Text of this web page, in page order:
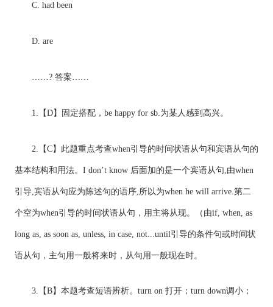
C. had been
D. are
……? 答案……
1.【D】固定搭配，be happy for sb.为某人感到高兴。
2.【C】此题重点考查when引导的时间状语从句和宾语从句的
基本结构和用法。I don’t know 后面加的是一个宾语从句,由when
引导,宾语从句应为陈述句的语序,所以为when he will arrive.第二
个空为when引导的时间状语从句，用主将从现。（由if, when, as
long as, as soon as, unless, in case, not...until引导的条件句或时间状
语从句，主句用一般将来时，从句用一般现在时。
3.【B】本题考查短语辨析。turn on 打开；turn down调小；